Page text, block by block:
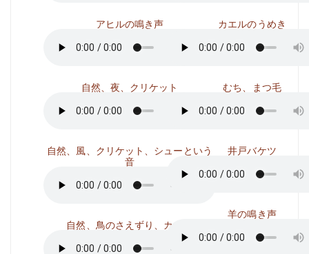
アヒルの鳴き声
自然、夜、クリケット
自然、風、クリケット、シューという
音
自然、鳥のさえずり、カエル
カエルのうめき
むち、まつ毛
井戸バケツ
羊の鳴き声